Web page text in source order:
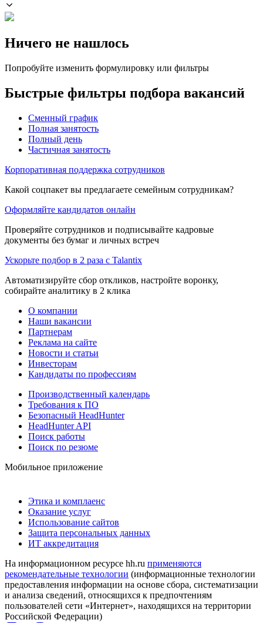
Ничего не нашлось
Попробуйте изменить формулировку или фильтры
Быстрые фильтры подбора вакансий
Сменный график
Полная занятость
Полный день
Частичная занятость
Корпоративная поддержка сотрудников
Какой соцпакет вы предлагаете семейным сотрудникам?
Оформляйте кандидатов онлайн
Проверяйте сотрудников и подписывайте кадровые
документы без бумаг и личных встреч
Ускорьте подбор в 2 раза с Talantix
Автоматизируйте сбор откликов, настройте воронку,
собирайте аналитику в 2 клика
О компании
Наши вакансии
Партнерам
Реклама на сайте
Новости и статьи
Инвесторам
Кандидаты по профессиям
Производственный календарь
Требования к ПО
Безопасный HeadHunter
HeadHunter API
Поиск работы
Поиск по резюме
Мобильное приложение
Этика и комплаенс
Оказание услуг
Использование сайтов
Защита персональных данных
ИТ аккредитация
На информационном ресурсе hh.ru применяются
рекомендательные технологии (информационные технологии
предоставления информации на основе сбора, систематизации
и анализа сведений, относящихся к предпочтениям
пользователей сети «Интернет», находящихся на территории
Российской Федерации)